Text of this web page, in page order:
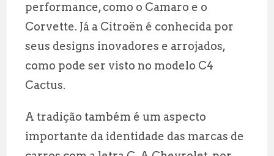
performance, como o Camaro e o
Corvette. Já a Citroën é conhecida por
seus designs inovadores e arrojados,
como pode ser visto no modelo C4
Cactus.
A tradição também é um aspecto
importante da identidade das marcas de